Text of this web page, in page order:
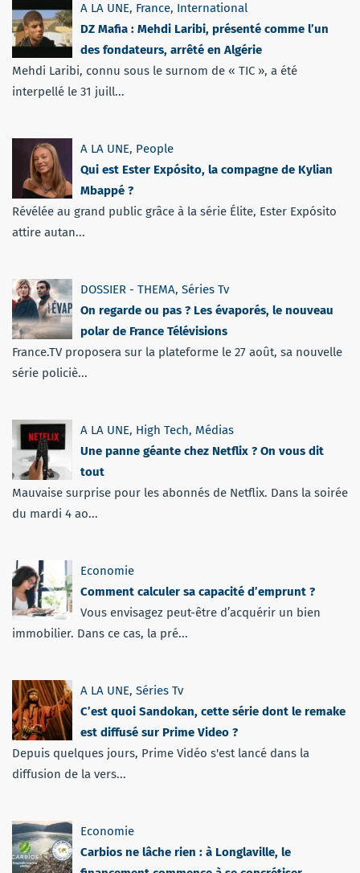
A LA UNE, France, International
DZ Mafia : Mehdi Laribi, présenté comme l’un
des fondateurs, arrêté en Algérie
Mehdi Laribi, connu sous le surnom de « TIC », a été
interpellé le 31 juill...
A LA UNE, People
Qui est Ester Expósito, la compagne de Kylian
Mbappé ?
Révélée au grand public grâce à la série Élite, Ester Expósito
attire autan...
DOSSIER - THEMA, Séries Tv
On regarde ou pas ? Les évaporés, le nouveau
polar de France Télévisions
France.TV proposera sur la plateforme le 27 août, sa nouvelle
série policiè...
A LA UNE, High Tech, Médias
Une panne géante chez Netflix ? On vous dit
tout
Mauvaise surprise pour les abonnés de Netflix. Dans la soirée
du mardi 4 ao...
Economie
Comment calculer sa capacité d’emprunt ?
Vous envisagez peut-être d’acquérir un bien
immobilier. Dans ce cas, la pré...
A LA UNE, Séries Tv
C’est quoi Sandokan, cette série dont le remake
est diffusé sur Prime Video ?
Depuis quelques jours, Prime Vidéo s'est lancé dans la
diffusion de la vers...
Economie
Carbios ne lâche rien : à Longlaville, le